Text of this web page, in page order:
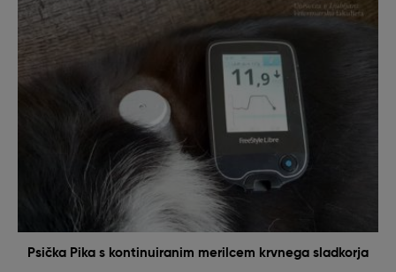
Psička Pika s kontinuiranim merilcem krvnega sladkorja